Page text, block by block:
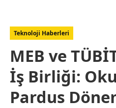
Teknoloji Haberleri
MEB ve
İş Birliği:
Pardus